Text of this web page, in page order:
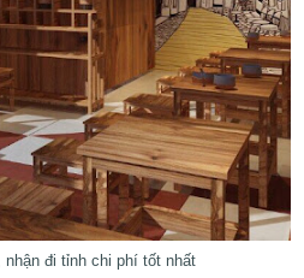
đi tỉnh chi phí tốt nhất